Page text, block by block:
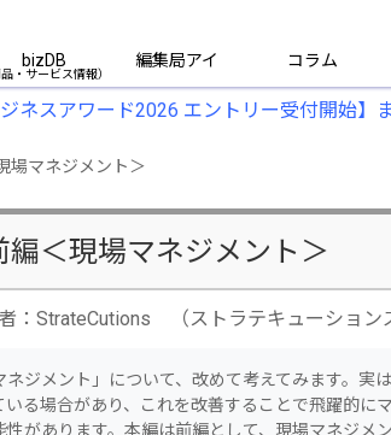
bizDB 編集局アイ コラム
ジネスアワード2026 エントリー受付開始】
場マネジメント＞
＜現場マネジメント＞
：StrateCutions （ストラテキューション
ジメント」について、改めて考えてみます。実
る場合があり、これを改善することで飛躍的に
があります。本編は前編として、現場マネジメ